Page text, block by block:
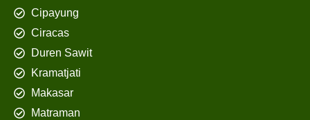
Cipayung
Ciracas
Duren Sawit
Kramatjati
Makasar
Matraman